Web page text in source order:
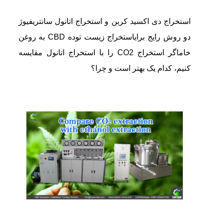
استخراج دی اکسید کربن و استخراج اتانول سانتریفیوژ
دو روش رایج برای
استخراج زیست توده CBD به روغن
خام
اگر استخراج CO2 را با استخراج اتانول مقایسه
کنیم، کدام یک بهتر است و چرا؟